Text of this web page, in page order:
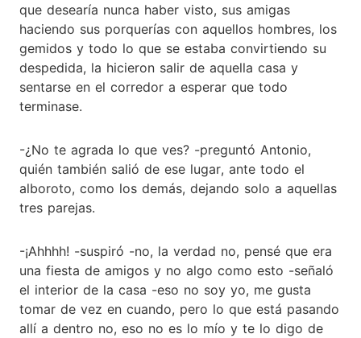
que desearía nunca haber visto, sus amigas
haciendo sus porquerías con aquellos hombres, los
gemidos y todo lo que se estaba convirtiendo su
despedida, la hicieron salir de aquella casa y
sentarse en el corredor a esperar que todo
terminase.
-¿No te agrada lo que ves? -preguntó Antonio,
quién también salió de ese lugar, ante todo el
alboroto, como los demás, dejando solo a aquellas
tres parejas.
-¡Ahhhh! -suspiró -no, la verdad no, pensé que era
una fiesta de amigos y no algo como esto -señaló
el interior de la casa -eso no soy yo, me gusta
tomar de vez en cuando, pero lo que está pasando
allí a dentro no, eso no es lo mío y te lo digo de